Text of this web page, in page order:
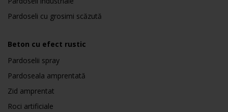
Pardoseli cu grosimi scăzută
Beton cu efect rustic
Pardoselii spray
Pardoseala amprentată
Zid amprentat
Roci artificiale